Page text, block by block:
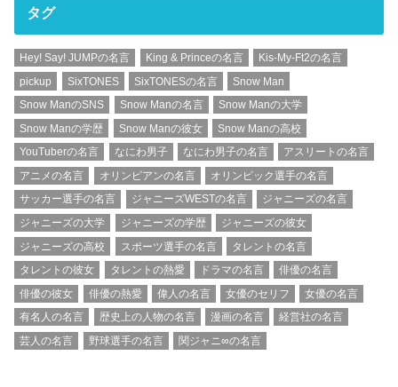
タグ
Hey! Say! JUMPの名言 King & Princeの名言
Kis-My-Ft2の名言
pickup
SixTONES SixTONESの名言
Snow Man
Snow ManのSNS
Snow Manの名言
Snow Manの大学
Snow Manの学歴
Snow Manの彼女
Snow Manの高校
YouTuberの名言
なにわ男子 なにわ男子の名言
アスリートの名言
アニメの名言
オリンピアンの名言
オリンピック選手の名言
サッカー選手の名言
ジャニーズWESTの名言
ジャニーズの名言
ジャニーズの大学
ジャニーズの学歴
ジャニーズの彼女
ジャニーズの高校
スポーツ選手の名言
タレントの名言
タレントの彼女
タレントの熱愛 ドラマの名言
俳優の名言
俳優の彼女
俳優の熱愛 偉人の名言 女優のセリフ
女優の名言
有名人の名言
歴史上の人物の名言 漫画の名言
経営社の名言
芸人の名言
野球選手の名言 関ジャニ∞の名言